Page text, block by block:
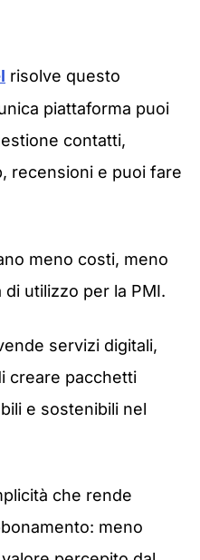
risolve questo
piattaforma puoi
contatti,
recensioni e puoi fare
meno costi, meno
utilizzo per la PMI.
servizi digitali,
creare pacchetti
e sostenibili nel
che rende
meno